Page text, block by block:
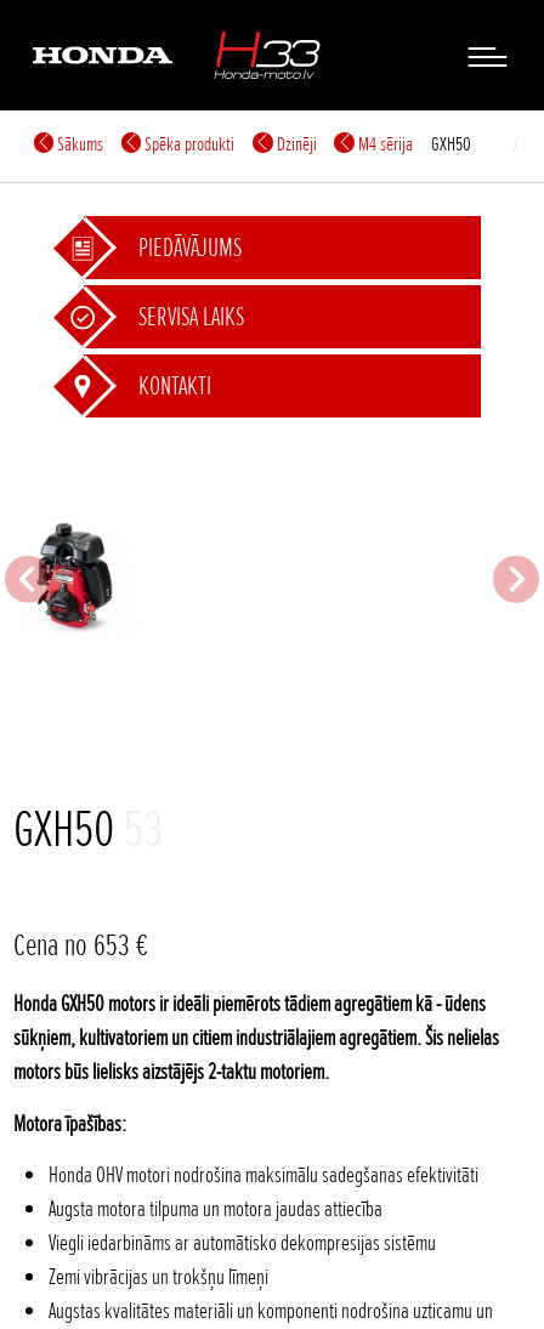
Sākums Spēka produkti Dzinēji M4 sērija GXH50
PIEDĀVĀJUMS
SERVISA LAIKS
KONTAKTI
GXH50
Cena no 653 €
Honda GXH50 motors ir ideāli piemērots tādiem agregātiem kā - ūdens
sūkņiem, kultivatoriem un citiem industriālajiem agregātiem. Šis nelielas
motors būs lielisks aizstājējs 2-taktu motoriem.
Motora īpašības:
Honda OHV motori nodrošina maksimālu sadegšanas efektivitāti
Augsta motora tilpuma un motora jaudas attiecība
Viegli iedarbināms ar automātisko dekompresijas sistēmu
Zemi vibrācijas un trokšņu līmeņi
Augstas kvalitātes materiāli un komponenti nodrošina uzticamu un